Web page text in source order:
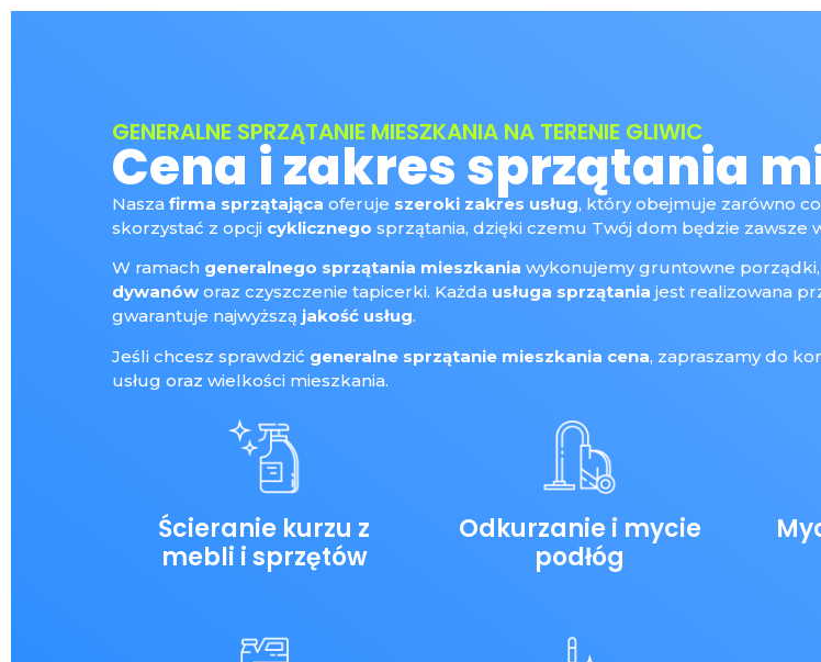
GENERALNE SPRZĄTANIE MIESZKANIA NA TERENIE GLIWIC
Cena i zakres sprzątania
Nasza firma sprzątająca oferuje szeroki zakres usług, który obejmuje zarówno
skorzystać z opcji cyklicznego sprzątania, dzięki czemu Twój dom będzie zawsze
W ramach generalnego sprzątania mieszkania wykonujemy gruntowne
dywanów oraz czyszczenie tapicerki. Każda usługa sprzątania jest realizowana
gwarantuje najwyższą jakość usług.
Jeśli chcesz sprawdzić generalne sprzątanie mieszkania cena, zapraszamy do
usług oraz wielkości mieszkania.
Ścieranie kurzu z
mebli i sprzętów
Odkurzanie i mycie
podłóg